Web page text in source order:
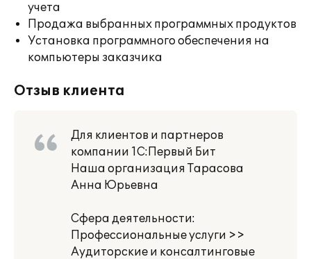
учета
Продажа выбранных программных продуктов
Установка программного обеспечения на
компьютеры заказчика
Отзыв клиента
Для клиентов и партнеров
компании 1С:Первый Бит
Наша организация Тарасова
Анна Юрьевна
Сфера деятельности:
Профессиональные услуги >>
Аудиторские и консалтинговые